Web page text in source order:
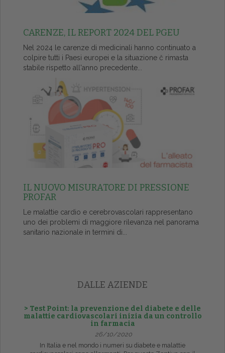
CARENZE, IL REPORT 2024 DEL PGEU
Nel 2024 le carenze di medicinali hanno continuato a
colpire tutti i Paesi europei e la situazione č rimasta
stabile rispetto all'anno precedente...
IL NUOVO MISURATORE DI PRESSIONE
PROFAR
Le malattie cardio e cerebrovascolari rappresentano
uno dei problemi di maggiore rilevanza nel panorama
sanitario nazionale in termini di...
DALLE AZIENDE
> Test Point: la prevenzione del diabete e delle
malattie cardiovascolari inizia da un controllo
in farmacia
26/10/2020
In Italia e nel mondo i numeri su diabete e malattie